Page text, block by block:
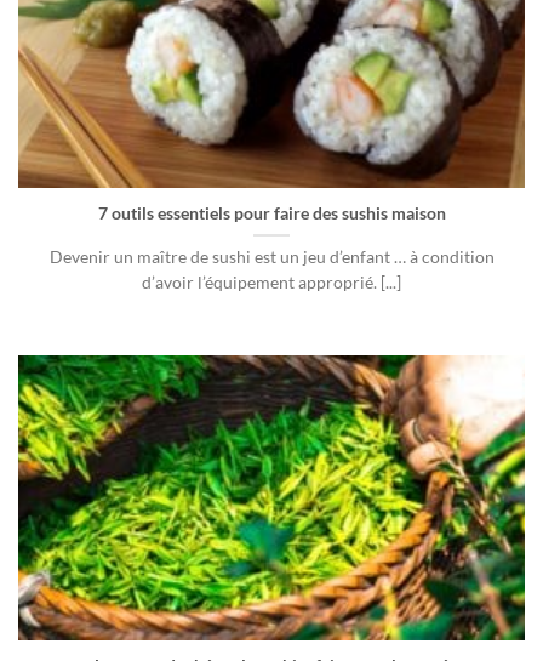
7 outils essentiels pour faire des sushis maison
Devenir un maître de sushi est un jeu d’enfant … à condition
d’avoir l’équipement approprié. [...]